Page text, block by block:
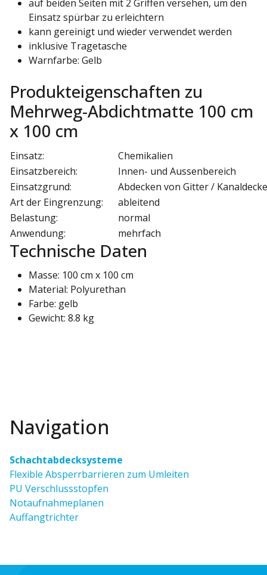
Navigation
Schachtabdecksysteme
Flexible Absperrbarrieren zum Umleiten
PU Verschlussstopfen
Notaufnahmeplanen
Auffangtrichter
auf beiden Seiten mit 2 Griffen versehen, um den
Einsatz spürbar zu erleichtern
kann gereinigt und wieder verwendet werden
inklusive Tragetasche
Warnfarbe: Gelb
Produkteigenschaften zu
Mehrweg-Abdichtmatte 100 cm
x 100 cm
Einsatz:
Chemikalien
Einsatzbereich:
Innen- und Aussenbereich
Einsatzgrund:
Abdecken von Gitter /
Art der Eingrenzung:
ableitend
Belastung:
normal
Anwendung:
mehrfach
Technische Daten
Masse: 100 cm x 100 cm
Material: Polyurethan
Farbe: gelb
Gewicht: 8.8 kg